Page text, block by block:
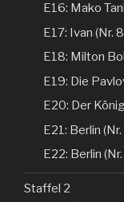
E16: Mako
E17: Ivan (Nr.
E18: Milton
E19: Die
E20: Der
E21: Berlin
E22: Berlin
Staffel 2